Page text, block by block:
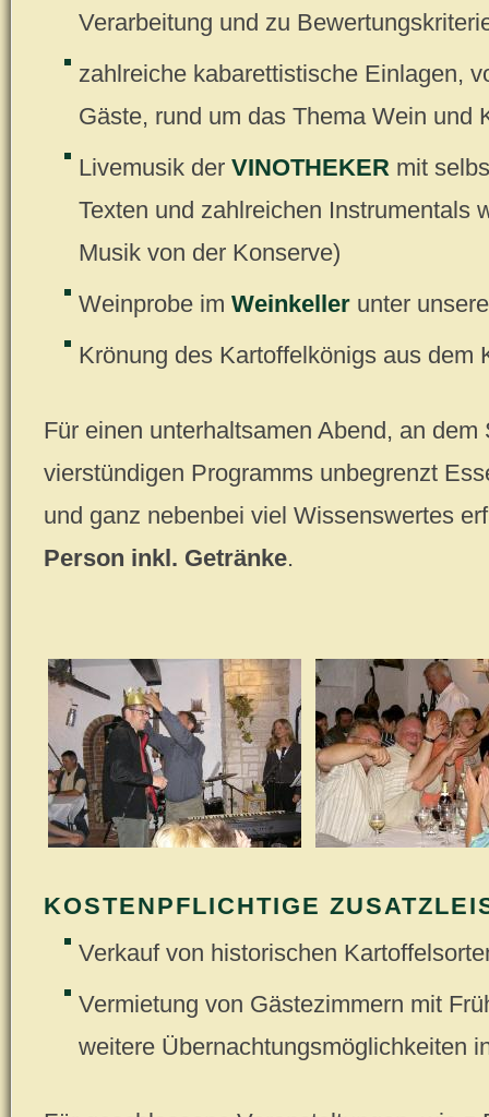
Verarbeitung und zu
zahlreiche kabarettistische Einlagen,
Gäste, rund um das Thema Wein und
Livemusik der VINOTHEKER mit
Texten und zahlreichen Instrumentals
Musik von der Konserve)
Weinprobe im Weinkeller unter
Krönung des Kartoffelkönigs aus dem
Für einen unterhaltsamen Abend, an
vierstündigen Programms unbegrenzt
und ganz nebenbei viel Wissenswertes
Person inkl. Getränke.
KOSTENPFLICHTIGE
Verkauf von historischen
Vermietung von Gästezimmern mit
weitere Übernachtungsmöglichkeiten